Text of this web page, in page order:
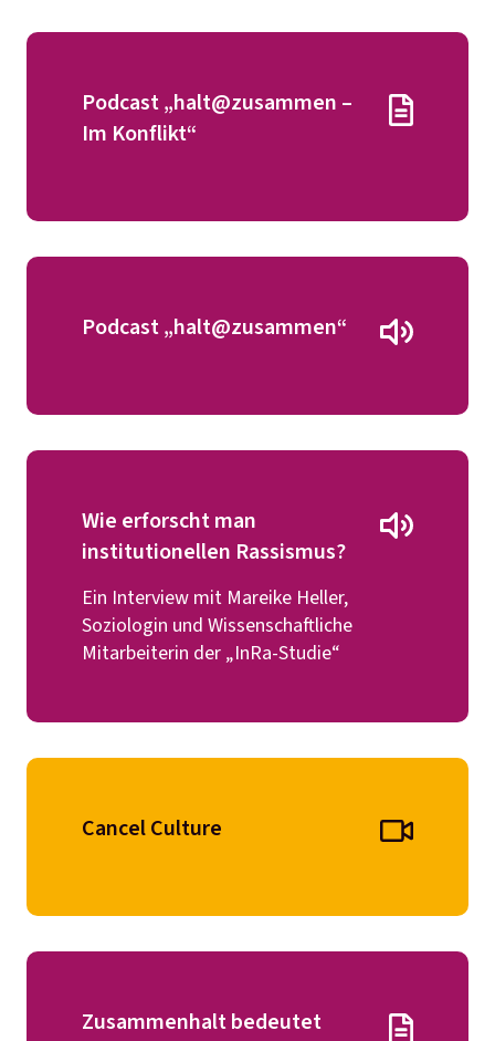
Podcast „halt@zusammen –
Im Konflikt“
Podcast „halt@zusammen“
Wie erforscht man
institutionellen Rassismus?
Ein Interview mit Mareike Heller,
Soziologin und Wissenschaftliche
Mitarbeiterin der „InRa-Studie“
Cancel Culture
Zusammenhalt bedeutet